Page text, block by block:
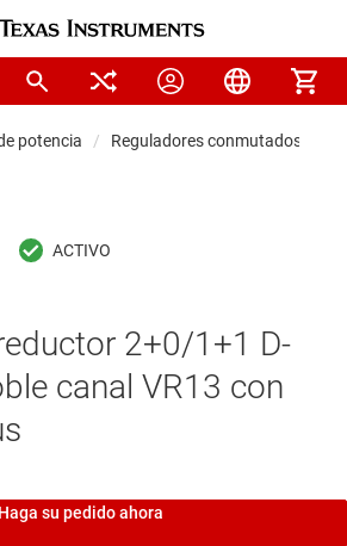
potencia Reguladores conmutados CC/
2+0/1+1 D-
canal VR13 con
Haga su pedido ahora